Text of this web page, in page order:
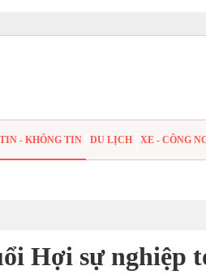
TIN - KHÔNG TIN DU LỊCH XE - CÔNG
Hợi sự nghiệp